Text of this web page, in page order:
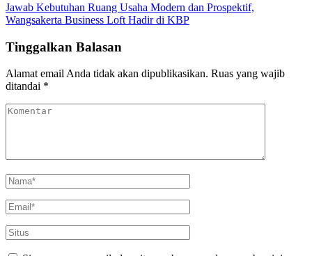
Jawab Kebutuhan Ruang Usaha Modern dan Prospektif,
Wangsakerta Business Loft Hadir di KBP
Tinggalkan Balasan
Alamat email Anda tidak akan dipublikasikan. Ruas yang wajib
ditandai *